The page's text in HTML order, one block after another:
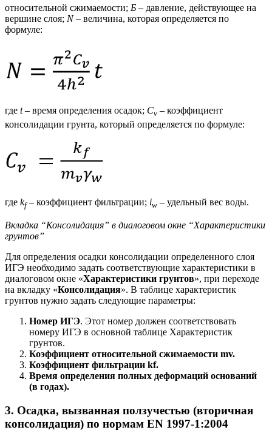
относительной сжимаемости; Б – давление, действующее на
вершине слоя; N– величина, которая определяется по
формуле:
где t– время определения осадок; Cv – коэффициент
консолидации грунта, который определяется по формуле:
где kf– коэффициент фильтрации; іw – удельный вес воды.
Вкладка “Консолидация” в диалоговом окне “Характеристики
грунтов”
Для определения осадки консолидации определенного слоя
ИГЭ необходимо задать соответствующие характеристики в
диалоговом окне «Характеристики грунтов», при переходе
на вкладку «Консолидация». В таблице характеристик
грунтов нужно задать следующие параметры:
Номер ИГЭ. Этот номер должен соответствовать
номеру ИГЭ в основной таблице Характеристик
грунтов.
Коэффициент относительной сжимаемости mv.
Коэффициент фильтрации kf.
Время определения полных деформаций оснований
(в годах).
3. Осадка, вызванная ползучестью (вторичная
консолидация) по нормам EN 1997-1:2004